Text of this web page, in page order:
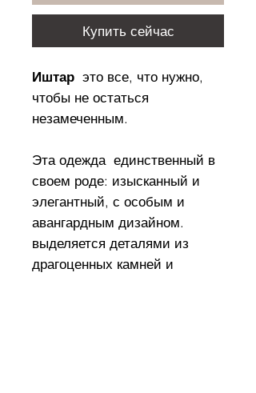
Купить сейчас
Иштар это все, что нужно,
чтобы не остаться
незамеченным.
Эта одежда единственный в
своем роде: изысканный и
элегантный, с особым и
авангардным дизайном.
выделяется деталями из
драгоценных камней и